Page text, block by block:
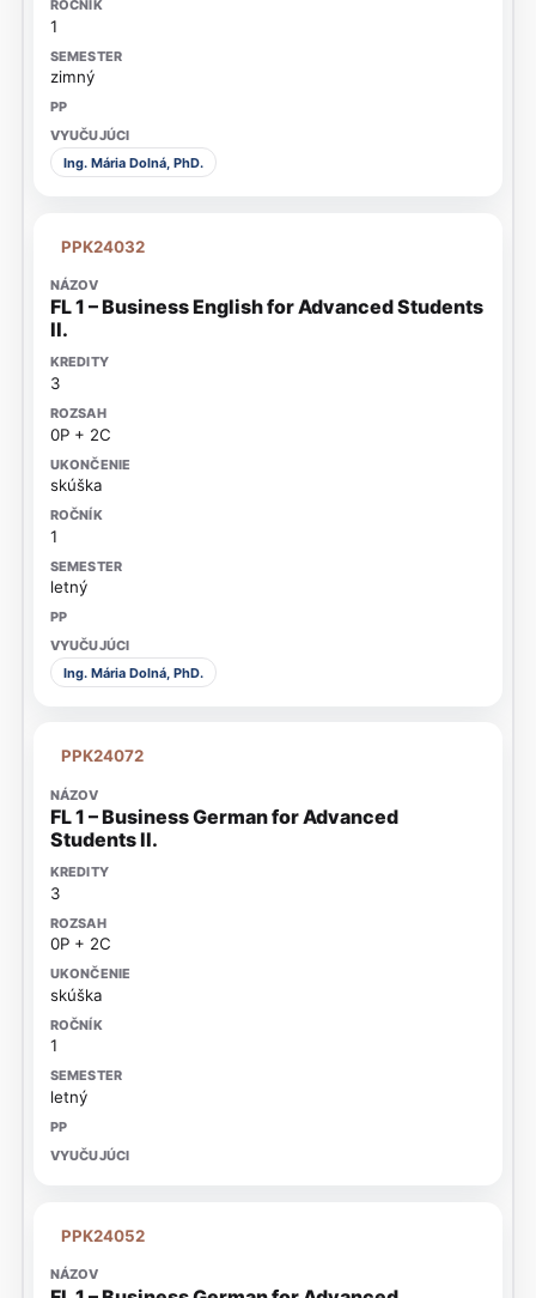
1
zimný
Ing. Mária Dolná, PhD.
PPK24032
FL 1 – Business English for Advanced Students
II.
3
0P + 2C
skúška
1
letný
Ing. Mária Dolná, PhD.
PPK24072
FL 1 – Business German for Advanced
Students II.
3
0P + 2C
skúška
1
letný
PPK24052